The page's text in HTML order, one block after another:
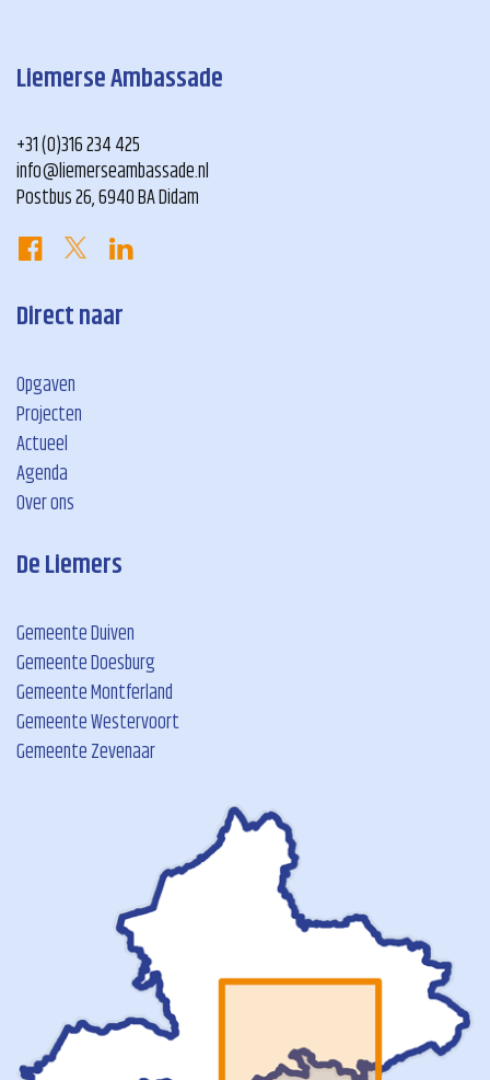
Liemerse Ambassade
+31 (0)316 234 425
info@liemerseambassade.nl
Postbus 26, 6940 BA Didam
Direct naar
Opgaven
Projecten
Actueel
Agenda
Over ons
De Liemers
Gemeente Duiven
Gemeente Doesburg
Gemeente Montferland
Gemeente Westervoort
Gemeente Zevenaar